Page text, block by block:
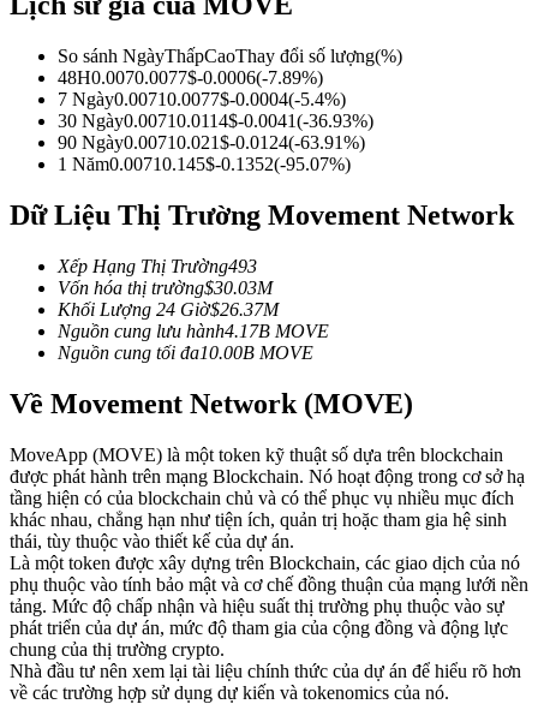
USDC Futures vĩnh cửu
Tham gia cùng các nhà giao dịch hàng đầu
So sánh NgàyThấpCaoThay đổi số lượng(%)
48H0.0070.0077$-0.0006(-7.89%)
7 Ngày0.00710.0077$-0.0004(-5.4%)
30 Ngày0.00710.0114$-0.0041(-36.93%)
90 Ngày0.00710.021$-0.0124(-63.91%)
1 Năm0.00710.145$-0.1352(-95.07%)
Dữ Liệu Thị Trường Movement Network
Xếp Hạng Thị Trường493
Vốn hóa thị trường$30.03M
Khối Lượng 24 Giờ$26.37M
Nguồn cung lưu hành4.17B MOVE
Nguồn cung tối đa10.00B MOVE
Về Movement Network (MOVE)
MoveApp (MOVE) là một token kỹ thuật số dựa trên blockchain
được phát hành trên mạng Blockchain. Nó hoạt động trong cơ sở hạ
tầng hiện có của blockchain chủ và có thể phục vụ nhiều mục đích
khác nhau, chẳng hạn như tiện ích, quản trị hoặc tham gia hệ sinh
thái, tùy thuộc vào thiết kế của dự án.
Là một token được xây dựng trên Blockchain, các giao dịch của nó
phụ thuộc vào tính bảo mật và cơ chế đồng thuận của mạng lưới nền
tảng. Mức độ chấp nhận và hiệu suất thị trường phụ thuộc vào sự
phát triển của dự án, mức độ tham gia của cộng đồng và động lực
chung của thị trường crypto.
Nhà đầu tư nên xem lại tài liệu chính thức của dự án để hiểu rõ hơn
về các trường hợp sử dụng dự kiến và tokenomics của nó.